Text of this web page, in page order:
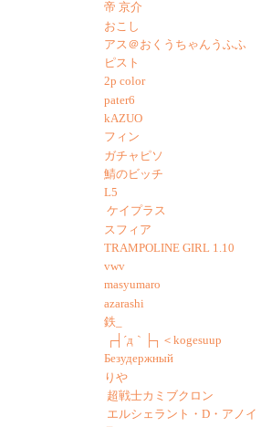
帝 京介
おこし
アス＠おくうちゃんうふふ
ピスト
2p color
pater6
kAZUO
フィン
ガチャピソ
鯖のビッチ
L5
ケイプラス
スフィア
TRAMPOLINE GIRL 1.10
vwv
masyumaro
azarashi
鉄_
┌┤´д｀├┐＜kogesuup
Безудержный
りや
超戦士カミブクロン
エルシェラント・D・アノイ